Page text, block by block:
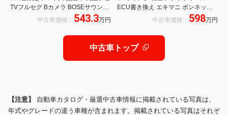
TVフルセグ Bカメラ BOSEサウンド
専用純正レカロシート ビルシュタイ
中古車価格： 543.3万円
ECU書き換え エキマニ ボンネット
マツダスピードフルバケ OS技研
中古車価格： 598万円
中古車トップ
【注意】 自動車カタログ・厳選中古車情報に掲載されている写真は、
年式やグレードの違う車種が含まれます。掲載されている写真はそれぞ